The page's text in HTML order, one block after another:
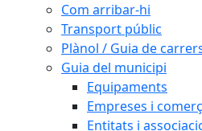
Com arribar-hi
Transport públic
Plànol / Guia de
Guia del municipi
Equipaments
Empreses i
Entitats i